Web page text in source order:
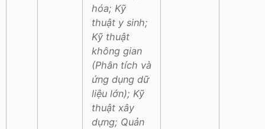
hóa; Kỹ
thuật y sinh;
Kỹ thuật
không gian
(Phân tích và
ứng dụng dữ
liệu lớn); Kỹ
thuật xây
dựng; Quản